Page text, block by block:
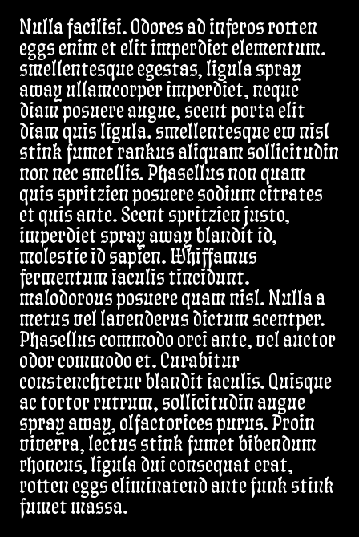
Nulla facilisi. Odores ad inferos rotten
eggs enim et elit imperdiet elementum.
smellentesque egestas, ligula spray
away ullamcorper imperdiet, neque
diam posuere augue, scent porta elit
diam quis ligula. smellentesque ew nisl
stink fumet rankus aliquam sollicitudin
non nec smellis. Phasellus non quam
quis spritzien posuere sodium citrates
et quis ante. Scent spritzien justo,
imperdiet spray away blandit id,
molestie id sapien. Whiffamus
fermentum iaculis tincidunt.
malodorous posuere quam nisl. Nulla a
metus vel lavenderus dictum scentper.
Phasellus commodo orci ante, vel auctor
odor commodo et. Curabitur
constenchtetur blandit iaculis. Quisque
ac tortor rutrum, sollicitudin augue
spray away, olfactorices purus. Proin
viverra, lectus stink fumet bibendum
rhoncus, ligula dui consequat erat,
rotten eggs eliminatend ante funk stink
fumet massa.